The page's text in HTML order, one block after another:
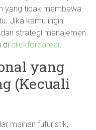
yang tidak membawa
Jika kamu ingin
strategi manajemen
di clickforcareer.
yang
(Kecuali
mainan futuristik;